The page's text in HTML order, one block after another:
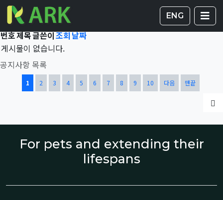
ENG
Total 41,805건1 페이지 게시판
공지사항 목록
번호제목글쓴이조회날짜
게시물이 없습니다.
열린
1 페이지
2
페이지3페이지4
페이지5페이지6
페이지7
페이지8
페이지9
페이지10
페이지 다음 맨끝
For pets and extending their
lifespans